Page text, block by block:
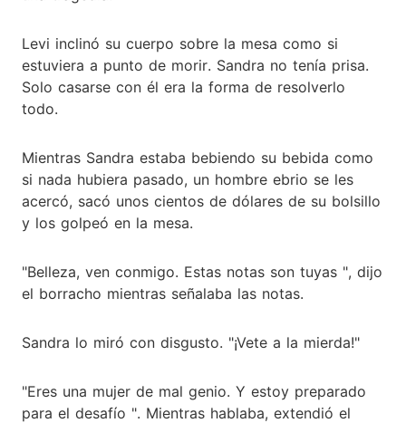
Levi inclinó su cuerpo sobre la mesa como si
estuviera a punto de morir. Sandra no tenía prisa.
Solo casarse con él era la forma de resolverlo
todo.
Mientras Sandra estaba bebiendo su bebida como
si nada hubiera pasado, un hombre ebrio se les
acercó, sacó unos cientos de dólares de su bolsillo
y los golpeó en la mesa.
"Belleza, ven conmigo. Estas notas son tuyas ", dijo
el borracho mientras señalaba las notas.
Sandra lo miró con disgusto. "¡Vete a la mierda!"
"Eres una mujer de mal genio. Y estoy preparado
para el desafío ". Mientras hablaba, extendió el